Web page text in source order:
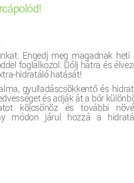
Engedj meg magadnak heti
foglalkozol. Dőlj hátra és
hidratáló hatását!
gyulladáscsökkentő és
és adják át a bőr
kölcsönöz és további
módon járul hozzá a